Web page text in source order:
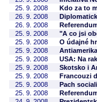
25. 9. 2008
Kdo za to
26. 9. 2008
26. 9. 2008
25. 9. 2008
"A co jsi
25. 9. 2008
O údajné
25. 9. 2008
25. 9. 2008
USA: Na
25. 9. 2008
Skotsko i
25. 9. 2008
Francouzi
25. 9. 2008
Pach
25. 9. 2008